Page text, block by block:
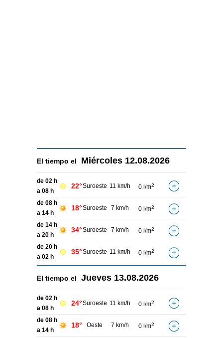
El tiempo el Miércoles 12.08.2026
de 02 h
a 08 h
22°Suroeste 11 km/h 0 l/m2
de 08 h
a 14 h
18°Suroeste 7 km/h 0 l/m2
de 14 h
a 20 h
34°Suroeste 7 km/h 0 l/m2
de 20 h
a 02 h
35°Suroeste 11 km/h 0 l/m2
El tiempo el Jueves 13.08.2026
de 02 h
a 08 h
24°Suroeste 11 km/h 0 l/m2
de 08 h
a 14 h
18° Oeste 7 km/h 0 l/m2